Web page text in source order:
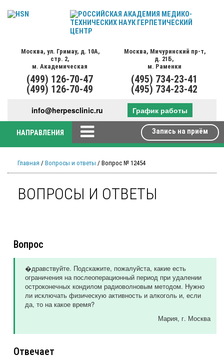
Москва, ул. Гримау, д. 10А,
стр. 2,
м. Академическая
(499) 126-70-47
(499) 126-70-49
Москва, Мичуринский пр-т,
д. 21Б,
м. Раменки
(495) 734-23-41
(495) 734-23-42
info@herpesclinic.ru График работы
НАПРАВЛЕНИЯ Запись на приём
Главная / Вопросы и ответы / Вопрос № 12454
ВОПРОСЫ И ОТВЕТЫ
Вопрос
�дравствуйте. Подскажите, пожалуйста, какие есть
ограничения на послеоперационный период при удалении
остроконечных кондилом радиоволновым методом. Нужно
ли исключать физическую активность и алкоголь и, если
да, то на какое время?
Мария, г. Москва
Отвечает